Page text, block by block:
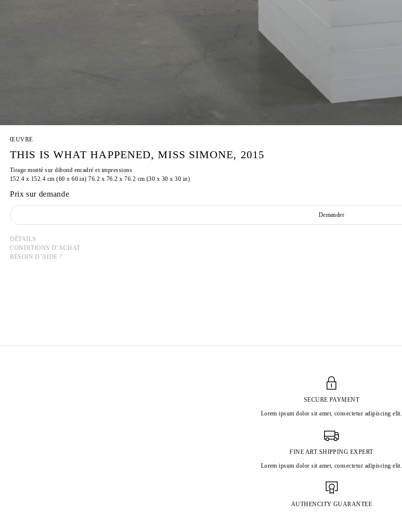
ŒUVRE
THIS IS WHAT HAPPENED, MISS SIMONE, 2015
Tirage monté sur dibond encadré et impressions
152.4 x 152.4 cm (60 x 60 in) 76.2 x 76.2 x 76.2 cm (30 x 30 x 30 in)
Prix sur demande
Demander
DÉTAILS
CONDITIONS D’ACHAT
BESOIN D’AIDE ?
SECURE PAYMENT
Lorem ipsum dolor sit amet, consectetur adipiscing elit.
FINE ART SHIPPING EXPERT
Lorem ipsum dolor sit amet, consectetur adipiscing elit.
AUTHENCITY GUARANTEE